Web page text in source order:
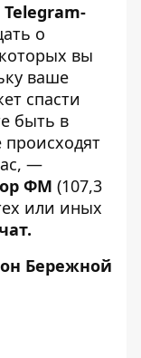
Telegram-
о
вы
ваше
спасти
быть в
происходят
—
ФМ (107,3
или иных
.
Бережной